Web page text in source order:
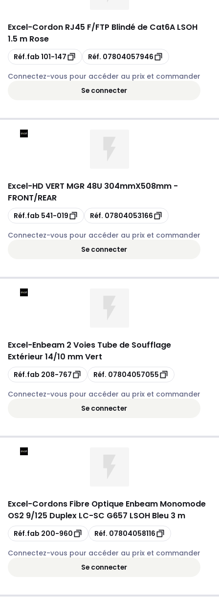
Excel-Cordon RJ45 F/FTP Blindé de Cat6A LSOH
1.5 m Rose
Copie
Réf.fab 101-147 Copie
Réf. 07804057946
Connectez-vous pour accéder au prix et commander
Se connecter
Excel-HD VERT MGR 48U 304mmX508mm -
FRONT/REAR
Copie
Réf.fab 541-019 Copie
Réf. 07804053166
Connectez-vous pour accéder au prix et commander
Se connecter
Excel-Enbeam 2 Voies Tube de Soufflage
Extérieur 14/10 mm Vert
Copie
Réf.fab 208-767 Copie
Réf. 07804057055
Connectez-vous pour accéder au prix et commander
Se connecter
Excel-Cordons Fibre Optique Enbeam Monomode
OS2 9/125 Duplex LC-SC G657 LSOH Bleu 3 m
Copie
Réf.fab 200-960 Copie
Réf. 07804058116
Connectez-vous pour accéder au prix et commander
Se connecter